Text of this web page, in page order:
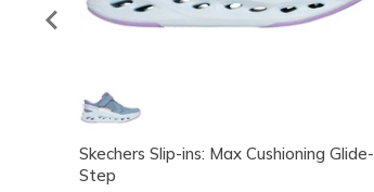
Skechers Slip-ins: Max Cushioning Glide-
Step